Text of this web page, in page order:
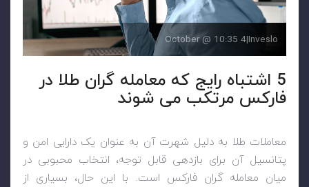
Inveslo
|
4 October @ 10:35
5 اشتباه رایج که معامله گران طلا در
فارکس مرتکب می شوند
معاملات طلا به دلیل شهرت آن به عنوان یک دارایی امن و
پتانسیل آن برای بازدهی قابل توجه، انتخاب محبوبی در
میان معامله گران فارکس است. با این حال، بسیاری از